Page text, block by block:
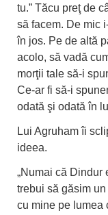
tu.” Tăcu preţ de
să facem. De mic
în jos. Pe de altă
acolo, să vadă
morţii tale să-i
Ce-ar fi să-i
odată şi odată în
Lui Agruham îi
ideea.
„Numai că Dindur
trebui să găsim
cu mine pe lumea